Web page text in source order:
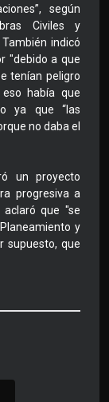
según
Civiles y
indicó
"debido a que
tenían peligro
había que
ya que “las
no daba el
un proyecto
progresiva a
que "se
y
supuesto, que